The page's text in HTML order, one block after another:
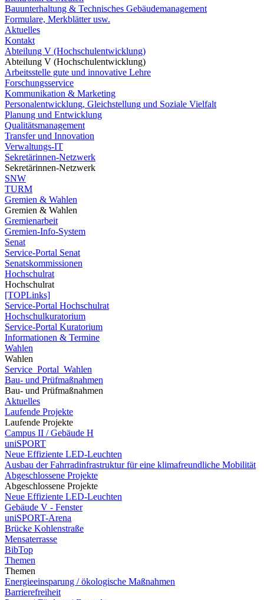
Bauunterhaltung & Technisches Gebäudemanagement
Formulare, Merkblätter usw.
Aktuelles
Kontakt
Abteilung V (Hochschulentwicklung)
Abteilung V (Hochschulentwicklung)
Arbeitsstelle gute und innovative Lehre
Forschungsservice
Kommunikation & Marketing
Personalentwicklung, Gleichstellung und Soziale Vielfalt
Planung und Entwicklung
Qualitätsmanagement
Transfer und Innovation
Verwaltungs-IT
Sekretärinnen-Netzwerk
Sekretärinnen-Netzwerk
SNW
TURM
Gremien & Wahlen
Gremien & Wahlen
Gremienarbeit
Gremien-Info-System
Senat
Service-Portal Senat
Senatskommissionen
Hochschulrat
Hochschulrat
[TOPLinks]
Service-Portal Hochschulrat
Hochschulkuratorium
Service-Portal Kuratorium
Informationen & Termine
Wahlen
Wahlen
Service_Portal_Wahlen
Bau- und Prüfmaßnahmen
Bau- und Prüfmaßnahmen
Aktuelles
Laufende Projekte
Laufende Projekte
Campus II / Gebäude H
uniSPORT
Neue Effiziente LED-Leuchten
Ausbau der Fahrradinfrastruktur für eine klimafreundliche Mobilität
Abgeschlossene Projekte
Abgeschlossene Projekte
Neue Effiziente LED-Leuchten
Gebäude V - Fenster
uniSPORT-Arena
Brücke Kohlenstraße
Mensaterrasse
BibTop
Themen
Themen
Energieeinsparung / ökologische Maßnahmen
Barrierefreiheit